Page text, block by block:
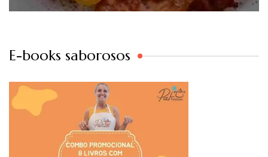
E-books saborosos